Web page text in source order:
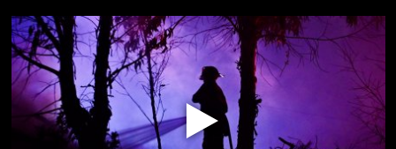
Play
Video